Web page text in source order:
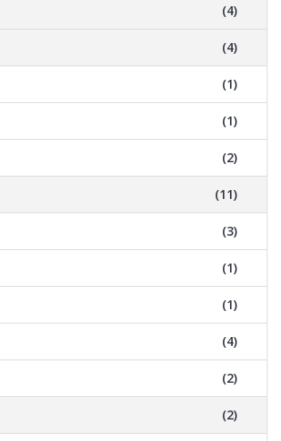
(4)
(4)
(1)
(1)
(2)
(11)
(3)
(1)
(1)
(4)
(2)
(2)